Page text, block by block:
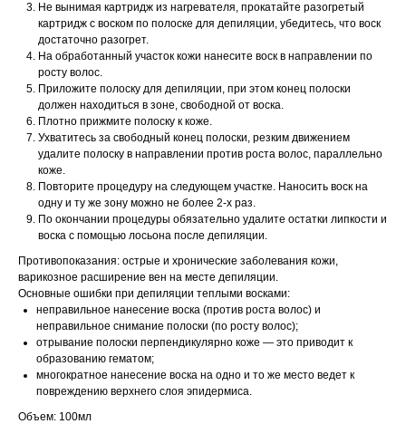
Не вынимая картридж из нагревателя, прокатайте разогретый
картридж с воском по полоске для депиляции, убедитесь, что воск
достаточно разогрет.
На обработанный участок кожи нанесите воск в направлении по
росту волос.
Приложите полоску для депиляции, при этом конец полоски
должен находиться в зоне, свободной от воска.
Плотно прижмите полоску к коже.
Ухватитесь за свободный конец полоски, резким движением
удалите полоску в направлении против роста волос, параллельно
коже.
Повторите процедуру на следующем участке. Наносить воск на
одну и ту же зону можно не более 2-х раз.
По окончании процедуры обязательно удалите остатки липкости и
воска с помощью лосьона после депиляции.
Противопоказания: острые и хронические заболевания кожи,
варикозное расширение вен на месте депиляции.
Основные ошибки при депиляции теплыми восками:
неправильное нанесение воска (против роста волос) и
неправильное снимание полоски (по росту волос);
отрывание полоски перпендикулярно коже — это приводит к
образованию гематом;
многократное нанесение воска на одно и то же место ведет к
повреждению верхнего слоя эпидермиса.
Объем: 100мл